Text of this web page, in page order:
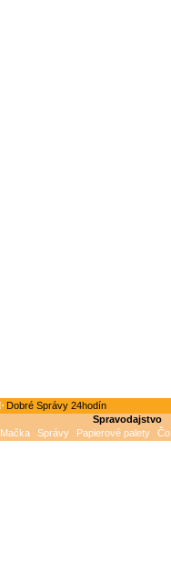
Dobré Správy 24hodín
Spravodajstvo
Mačka
Správy Papierové palety